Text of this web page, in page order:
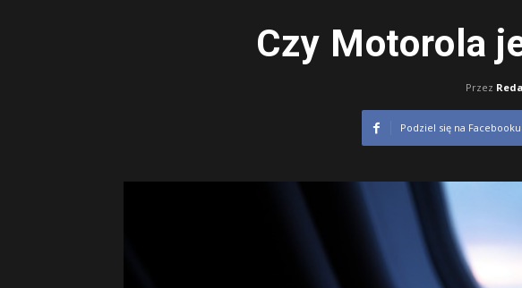
Czy Motorola
Przez
Podziel się na Facebooku